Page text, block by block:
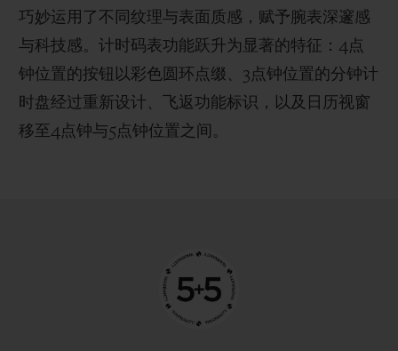
巧妙运用了不同纹理与表面质感，赋予腕表深邃感
与科技感。计时码表功能跃升为显著的特征：4点
钟位置的按钮以彩色圆环点缀、3点钟位置的分钟计
时盘经过重新设计、飞返功能标识，以及日历视窗
移至4点钟与5点钟位置之间。